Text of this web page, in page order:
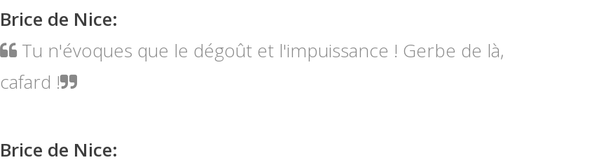
Brice de Nice:
Tu n'évoques que le dégoût et l'impuissance ! Gerbe de là,
cafard !
Brice de Nice: